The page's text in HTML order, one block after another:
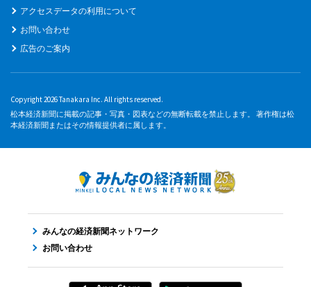
アクセスデータの利用について
お問い合わせ
広告のご案内
Copyright 2026 Tanakara Inc. All rights reserved.
松本経済新聞に掲載の記事・写真・図表などの無断転載を禁止します。 著作権は松
本経済新聞またはその情報提供者に属します。
みんなの経済新聞ネットワーク
お問い合わせ